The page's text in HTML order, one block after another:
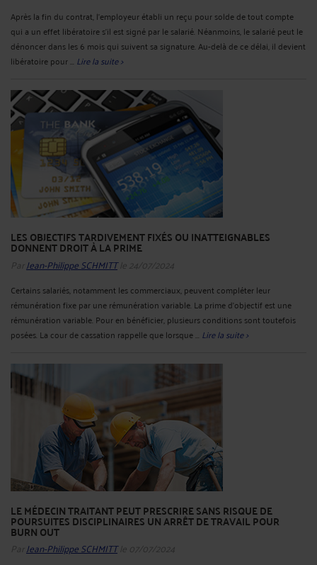
Après la fin du contrat, l'employeur établi un reçu pour solde de tout compte
qui a un effet libératoire s'il est signé par le salarié. Néanmoins, le salarié peut le
dénoncer dans les 6 mois qui suivent sa signature. Au-delà de ce délai, il devient
libératoire pour ... Lire la suite >
LES OBJECTIFS TARDIVEMENT FIXÉS OU INATTEIGNABLES
DONNENT DROIT À LA PRIME
Par Jean-Philippe SCHMITTle 24/07/2024
Certains salariés, notamment les commerciaux, peuvent compléter leur
rémunération fixe par une rémunération variable. La prime d’objectif est une
rémunération variable. Pour en bénéficier, plusieurs conditions sont toutefois
posées. La cour de cassation rappelle que lorsque ... Lire la suite >
LE MÉDECIN TRAITANT PEUT PRESCRIRE SANS RISQUE DE
POURSUITES DISCIPLINAIRES UN ARRÊT DE TRAVAIL POUR
BURN OUT
Par Jean-Philippe SCHMITTle 07/07/2024